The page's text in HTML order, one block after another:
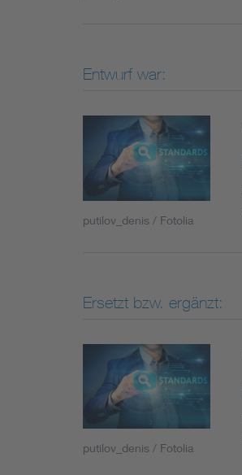
Entwurf war:
putilov_denis / Fotolia
Ersetzt bzw. ergänzt:
putilov_denis / Fotolia